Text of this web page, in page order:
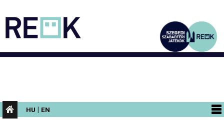
HU | EN